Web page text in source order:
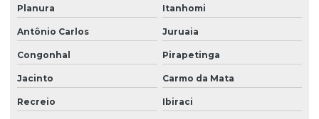
Planura Itanhomi
Antônio Carlos Juruaia
Congonhal Pirapetinga
Jacinto Carmo da Mata
Recreio Ibiraci